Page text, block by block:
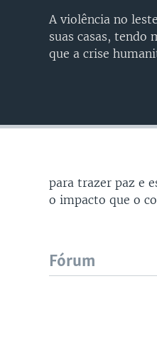
A violência no
suas casas, tendo
que a crise
para trazer paz e
o impacto que o
Fórum